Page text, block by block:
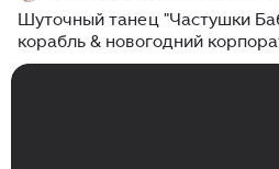
Шуточный танец "Частушки
корабль & новогодний
мультфильмы" & Омск, Lariva